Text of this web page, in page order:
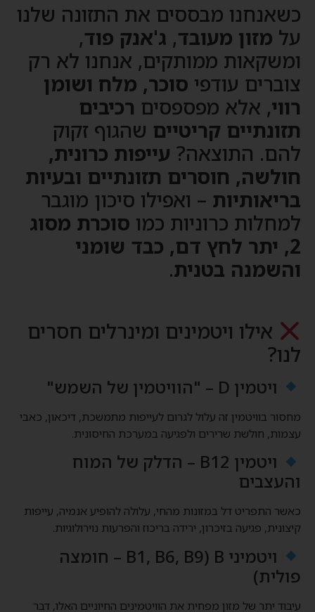
כשאנחנו מבססים את התזונה שלנו
על מזון מעובד, ג'אנק פוד,
ומשקאות ממותקים, אנחנו לא רק
צוברים עודפי סוכר, מלח ושומן
רווי, אלא מפספסים רכיבים
תזונתיים קריטיים שהגוף זקוק
להם. התוצאה? עייפות כרונית,
חולשה, חוסרים תזונתיים ובעיות
בריאותיות – ואפילו סיכון מוגבר
למחלות כרוניות כמו סוכרת מסוג
2, יתר לחץ דם, כבד שומני
והשמנה בטנית.
אילו ויטמינים ומינרלים חסרים
לנו?
ויטמין D – "הוויטמין של השמש"
מחסור בוויטמין זה עלול לגרום לעייפות מתמשכת, דיכאון, כאבי
עצמות, חולשת שרירים ולפגיעה במערכת החיסונית.
ויטמין B12 – הדלק של המוח
והעצבים
כאשר התפריט דל במזונות מהחי, עלולה להופיע אנמיה, עייפות
קיצונית, פגיעה בזיכרון, ירידה בריכוז והפרעות נוירולוגיות.
ויטמיני B (B1, B6, B9 – חומצה
פולית)
עיבוד יתר של מזון מפחית את הוויטמינים החיוניים האלו, דבר